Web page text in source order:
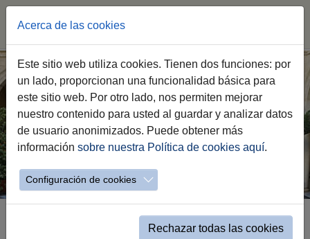
Saltar
al
contenido
principal
Estás
A.- Información Pública
A3.- Planificación y evaluación
Acerca de las cookies
Este sitio web utiliza cookies. Tienen dos funciones: por
un lado, proporcionan una funcionalidad básica para
este sitio web. Por otro lado, nos permiten mejorar
nuestro contenido para usted al guardar y analizar datos
de usuario anonimizados. Puede obtener más
información sobre nuestra Política de cookies aquí.
Configuración de cookies
Rechazar todas las cookies